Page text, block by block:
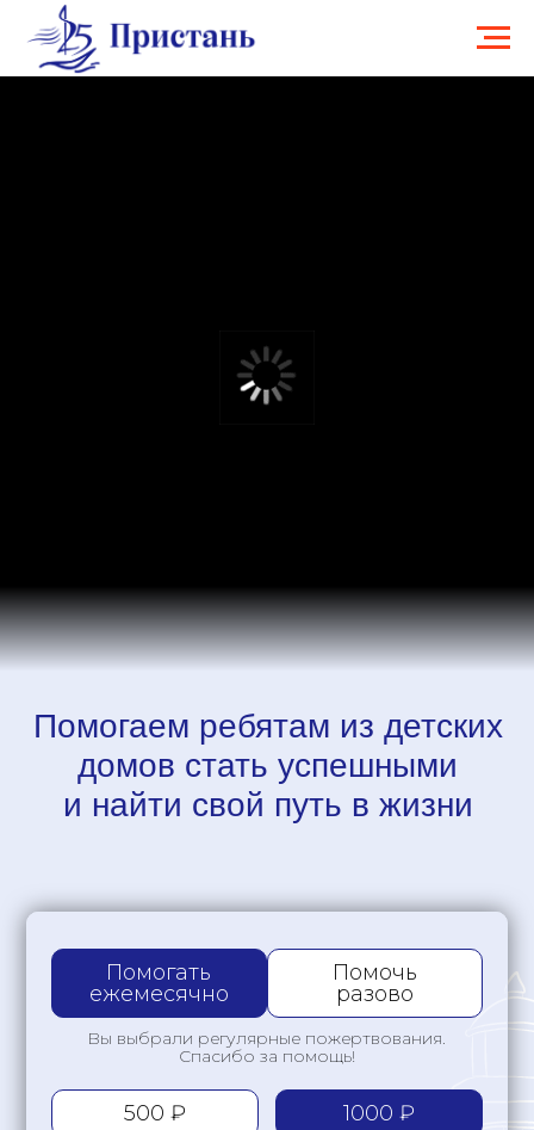
Помогать
ежемесячно
Помочь
разово
Вы выбрали регулярные пожертвования.
Спасибо за помощь!
500 ₽
1000 ₽
Помогаем ребятам из детских
домов стать успешными
и найти свой путь в жизни